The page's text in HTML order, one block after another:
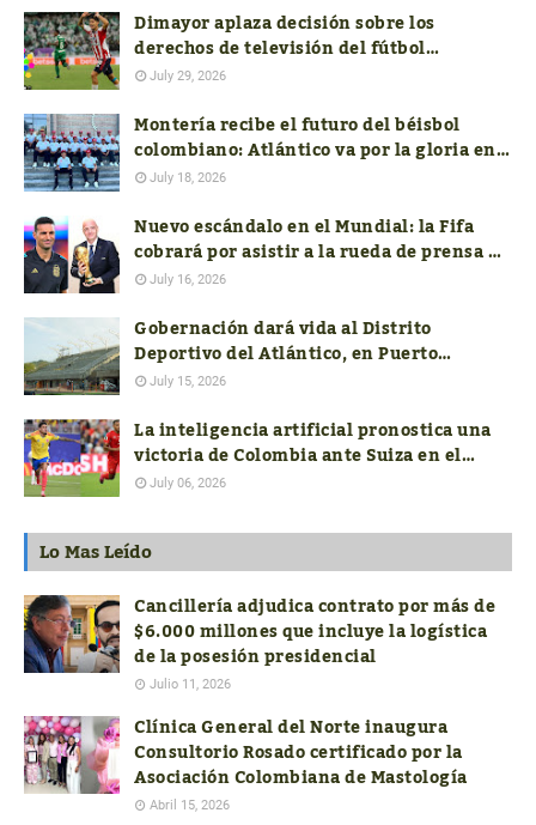
Dimayor aplaza decisión sobre los
derechos de televisión del fútbol
colombiano hasta conocer las ofertas
July 29, 2026
Montería recibe el futuro del béisbol
colombiano: Atlántico va por la gloria en
el Nacional Sub-18
July 18, 2026
Nuevo escándalo en el Mundial: la Fifa
cobrará por asistir a la rueda de prensa de
los técnicos finalistas
July 16, 2026
Gobernación dará vida al Distrito
Deportivo del Atlántico, en Puerto
Colombia
July 15, 2026
La inteligencia artificial pronostica una
victoria de Colombia ante Suiza en el
mundial FIFA 2026
July 06, 2026
Lo Mas Leído
Cancillería adjudica contrato por más de
$6.000 millones que incluye la logística
de la posesión presidencial
Julio 11, 2026
Clínica General del Norte inaugura
Consultorio Rosado certificado por la
Asociación Colombiana de Mastología
Abril 15, 2026